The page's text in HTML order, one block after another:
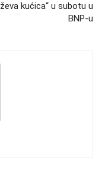
kućica“ u subotu u
BNP-u